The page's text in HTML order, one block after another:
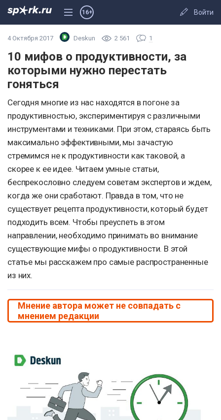
Войти
16+
4 Октября 2017 Deskun 2 561 1
10 мифов о продуктивности, за
которыми нужно перестать
гоняться
Сегодня многие из нас находятся в погоне за
продуктивностью, экспериментируя с различными
инструментами и техниками. При этом, стараясь быть
максимально эффективными, мы зачастую
стремимся не к продуктивности как таковой, а
скорее к ее идее. Читаем умные статьи,
беспрекословно следуем советам экспертов и ждем,
когда же они сработают. Правда в том, что не
существует рецепта продуктивности, который будет
подходить всем. Чтобы преуспеть в этом
направлении, необходимо принимать во внимание
существующие мифы о продуктивности. В этой
статье мы расскажем про самые распространенные
из них.
Мнение автора может не совпадать с
мнением редакции